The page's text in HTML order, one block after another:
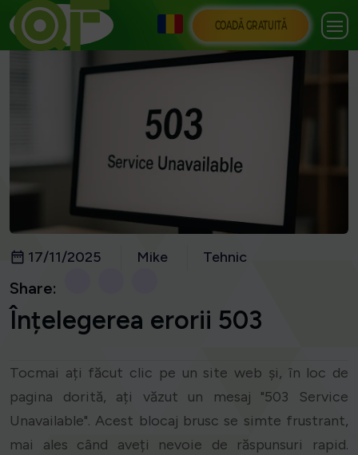
COADĂ GRATUITĂ
17/11/2025 Mike Tehnic
Share:
Înțelegerea erorii 503
Tocmai ați făcut clic pe un site web și, în loc de
pagina dorită, ați văzut un mesaj "503 Service
Unavailable". Acest blocaj brusc se simte frustrant,
mai ales când aveți nevoie de răspunsuri rapid.